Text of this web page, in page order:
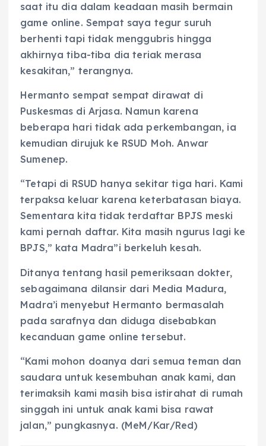
saat itu dia dalam keadaan masih bermain
game online. Sempat saya tegur suruh
berhenti tapi tidak menggubris hingga
akhirnya tiba-tiba dia teriak merasa
kesakitan,” terangnya.
Hermanto sempat sempat dirawat di
Puskesmas di Arjasa. Namun karena
beberapa hari tidak ada perkembangan, ia
kemudian dirujuk ke RSUD Moh. Anwar
Sumenep.
“Tetapi di RSUD hanya sekitar tiga hari. Kami
terpaksa keluar karena keterbatasan biaya.
Sementara kita tidak terdaftar BPJS meski
kami pernah daftar. Kita masih ngurus lagi ke
BPJS,” kata Madra”i berkeluh kesah.
Ditanya tentang hasil pemeriksaan dokter,
sebagaimana dilansir dari Media Madura,
Madra’i menyebut Hermanto bermasalah
pada sarafnya dan diduga disebabkan
kecanduan game online tersebut.
“Kami mohon doanya dari semua teman dan
saudara untuk kesembuhan anak kami, dan
terimaksih kami masih bisa istirahat di rumah
singgah ini untuk anak kami bisa rawat
jalan,” pungkasnya. (MeM/Kar/Red)